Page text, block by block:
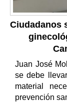
Ciudadanos
Juan José
se debe
material
prevención